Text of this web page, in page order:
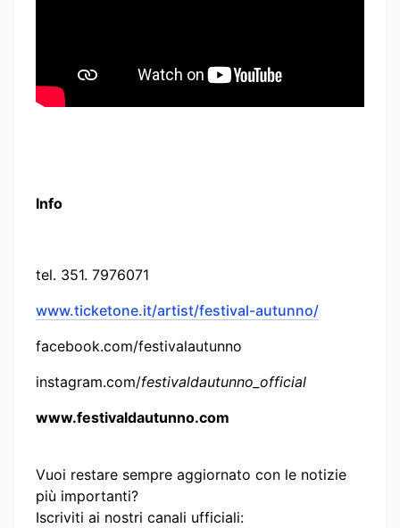
Info
tel. 351. 7976071
www.ticketone.it/artist/festival-autunno/
facebook.com/festivalautunno
instagram.com/festivaldautunno_official
www.festivaldautunno.com
Vuoi restare sempre aggiornato con le notizie
più importanti?
Iscriviti ai nostri canali ufficiali: